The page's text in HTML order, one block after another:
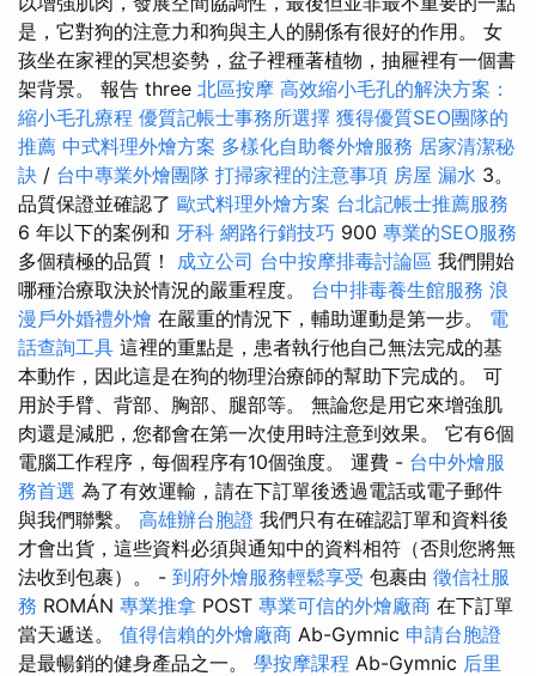
是，它對狗的注意力和狗與主人的關係有很好的作用。 女
孩坐在家裡的冥想姿勢，盆子裡種著植物，抽屜裡有一個書
架背景。 報告 three 北區按摩 高效縮小毛孔的解決方案：
縮小毛孔療程 優質記帳士事務所選擇 獲得優質SEO團隊的
推薦 中式料理外燴方案 多樣化自助餐外燴服務 居家清潔秘
訣 / 台中專業外燴團隊 打掃家裡的注意事項 房屋 漏水 3。
品質保證並確認了 歐式料理外燴方案 台北記帳士推薦服務
6 年以下的案例和 牙科 網路行銷技巧 900 專業的SEO服務
多個積極的品質！ 成立公司 台中按摩排毒討論區 我們開始
哪種治療取決於情況的嚴重程度。 台中排毒養生館服務 浪
漫戶外婚禮外燴 在嚴重的情況下，輔助運動是第一步。 電
話查詢工具 這裡的重點是，患者執行他自己無法完成的基
本動作，因此這是在狗的物理治療師的幫助下完成的。 可
用於手臂、背部、胸部、腿部等。 無論您是用它來增強肌
肉還是減肥，您都會在第一次使用時注意到效果。 它有6個
電腦工作程序，每個程序有10個強度。 運費 - 台中外燴服
務首選 為了有效運輸，請在下訂單後透過電話或電子郵件
與我們聯繫。 高雄辦台胞證 我們只有在確認訂單和資料後
才會出貨，這些資料必須與通知中的資料相符（否則您將無
法收到包裹）。 - 到府外燴服務輕鬆享受 包裹由 徵信社服
務 ROMÁN 專業推拿 POST 專業可信的外燴廠商 在下訂單
當天遞送。 值得信賴的外燴廠商 Ab-Gymnic 申請台胞證
是最暢銷的健身產品之一。 學按摩課程 Ab-Gymnic 后里